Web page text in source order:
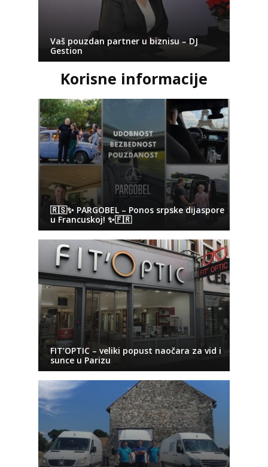
Vaš pouzdan partner u biznisu – DJ
Gestion
Korisne informacije
🇷🇸✨ PARGOBEL – Ponos srpske dijaspore
u Francuskoj! ✨🇫🇷
FIT’OPTIC – veliki popust naočara za vid i
sunce u Parizu